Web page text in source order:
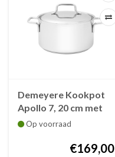
Demeyere Kookpot
Apollo 7, 20 cm met
deksel
Op voorraad
€169,00